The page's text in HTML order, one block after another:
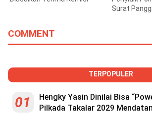
Surat
COMMENT
TERPOPULER
01
Hengky Yasin Dinilai Bisa
Pilkada Takalar 2029